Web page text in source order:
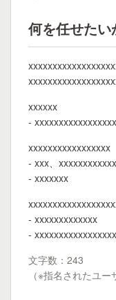
何を任せたい
xxxxxx
-
xxxxxxxxxxxxxxxxx
- xxx、
- xxxxxxx
- xxxxxxxxxxxxx
- xxxxxxxxxxxxxxxxx
文字数：243
（※指名されたユ